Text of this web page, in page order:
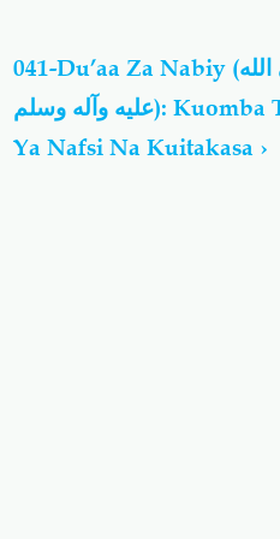
041-Du’aa Za Nabiy (صلى الله
عليه وآله وسلم): Kuomba Taqwa
Ya Nafsi Na Kuitakasa ›